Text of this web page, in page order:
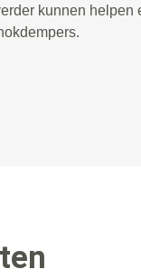
kunnen helpen